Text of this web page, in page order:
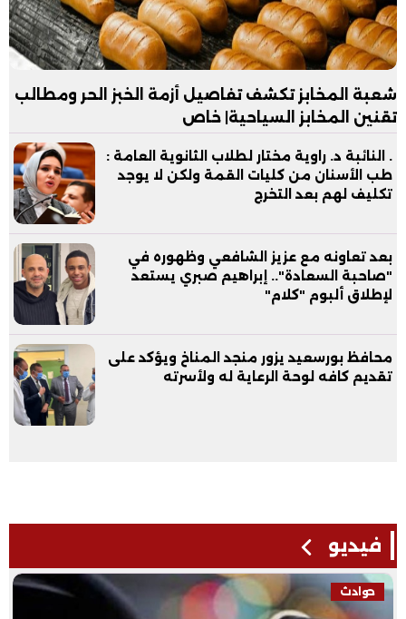
شعبة المخابز تكشف تفاصيل أزمة الخبز الحر ومطالب
تقنين المخابز السياحية| خاص
. النائبة د. راوية مختار لطلاب الثانوية العامة :
طب الأسنان من كليات القمة ولكن لا يوجد
تكليف لهم بعد التخرج
بعد تعاونه مع عزيز الشافعي وظهوره في
"صاحبة السعادة".. إبراهيم صبري يستعد
لإطلاق ألبوم "كلام"
محافظ بورسعيد يزور منجد المناخ ويؤكد على
تقديم كافه لوحة الرعاية له ولأسرته
فيديو
حوادث